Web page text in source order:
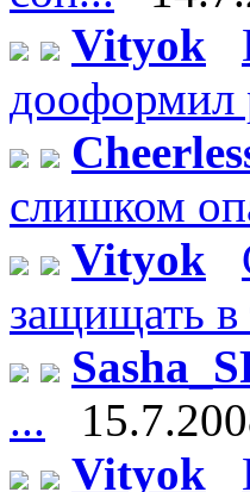
Vityok
дооформил
слишком
Vityok
защищать в
...
Vityok